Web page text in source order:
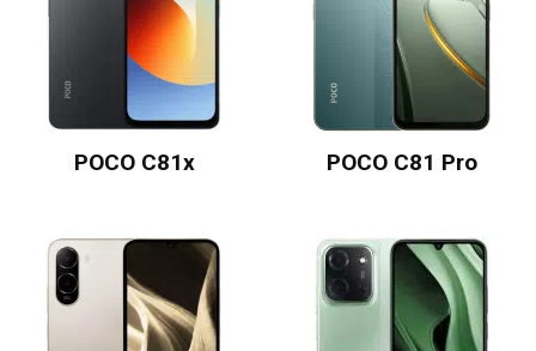
POCO C81x POCO C81 Pro